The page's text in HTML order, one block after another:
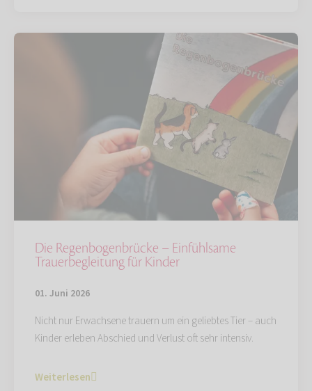
Die Regenbogenbrücke – Einfühlsame
Trauerbegleitung für Kinder
01. Juni 2026
Nicht nur Erwachsene trauern um ein geliebtes Tier – auch
Kinder erleben Abschied und Verlust oft sehr intensiv.
Weiterlesen